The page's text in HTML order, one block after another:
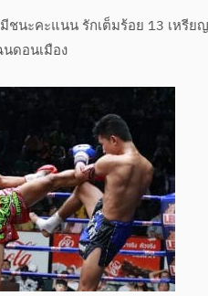
นะคะแนน รักเต็มร้อย 13 เหรี
ดอนเมือง